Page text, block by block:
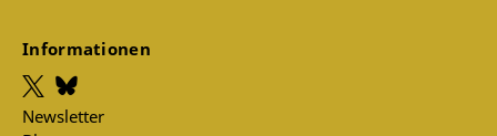
Informationen
Newsletter